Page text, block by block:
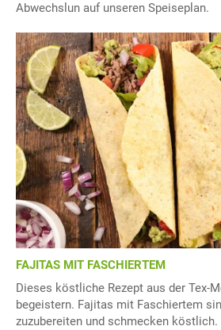
Abwechslun auf unseren Speiseplan.
FAJITAS MIT FASCHIERTEM
Dieses köstliche Rezept aus der Tex-
begeistern. Fajitas mit Faschiertem
zuzubereiten und schmecken köstlich.